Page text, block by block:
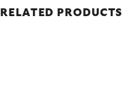
RELATED PRODUCTS